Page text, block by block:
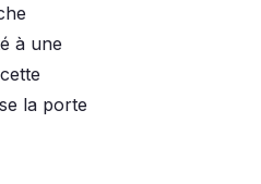
à une
la porte